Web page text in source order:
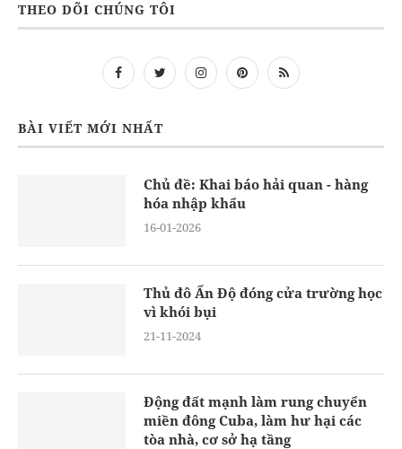
THEO DÕI CHÚNG TÔI
BÀI VIẾT MỚI NHẤT
Chủ đề: Khai báo hải quan - hàng
hóa nhập khẩu
16-01-2026
Thủ đô Ấn Độ đóng cửa trường học
vì khói bụi
21-11-2024
Động đất mạnh làm rung chuyển
miền đông Cuba, làm hư hại các
tòa nhà, cơ sở hạ tầng